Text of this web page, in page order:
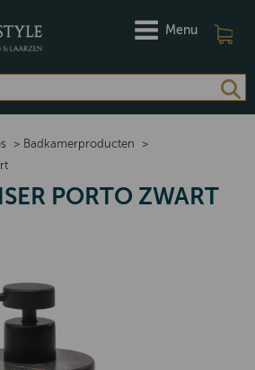
Menu
> Badkamerproducten
>
PORTO ZWART